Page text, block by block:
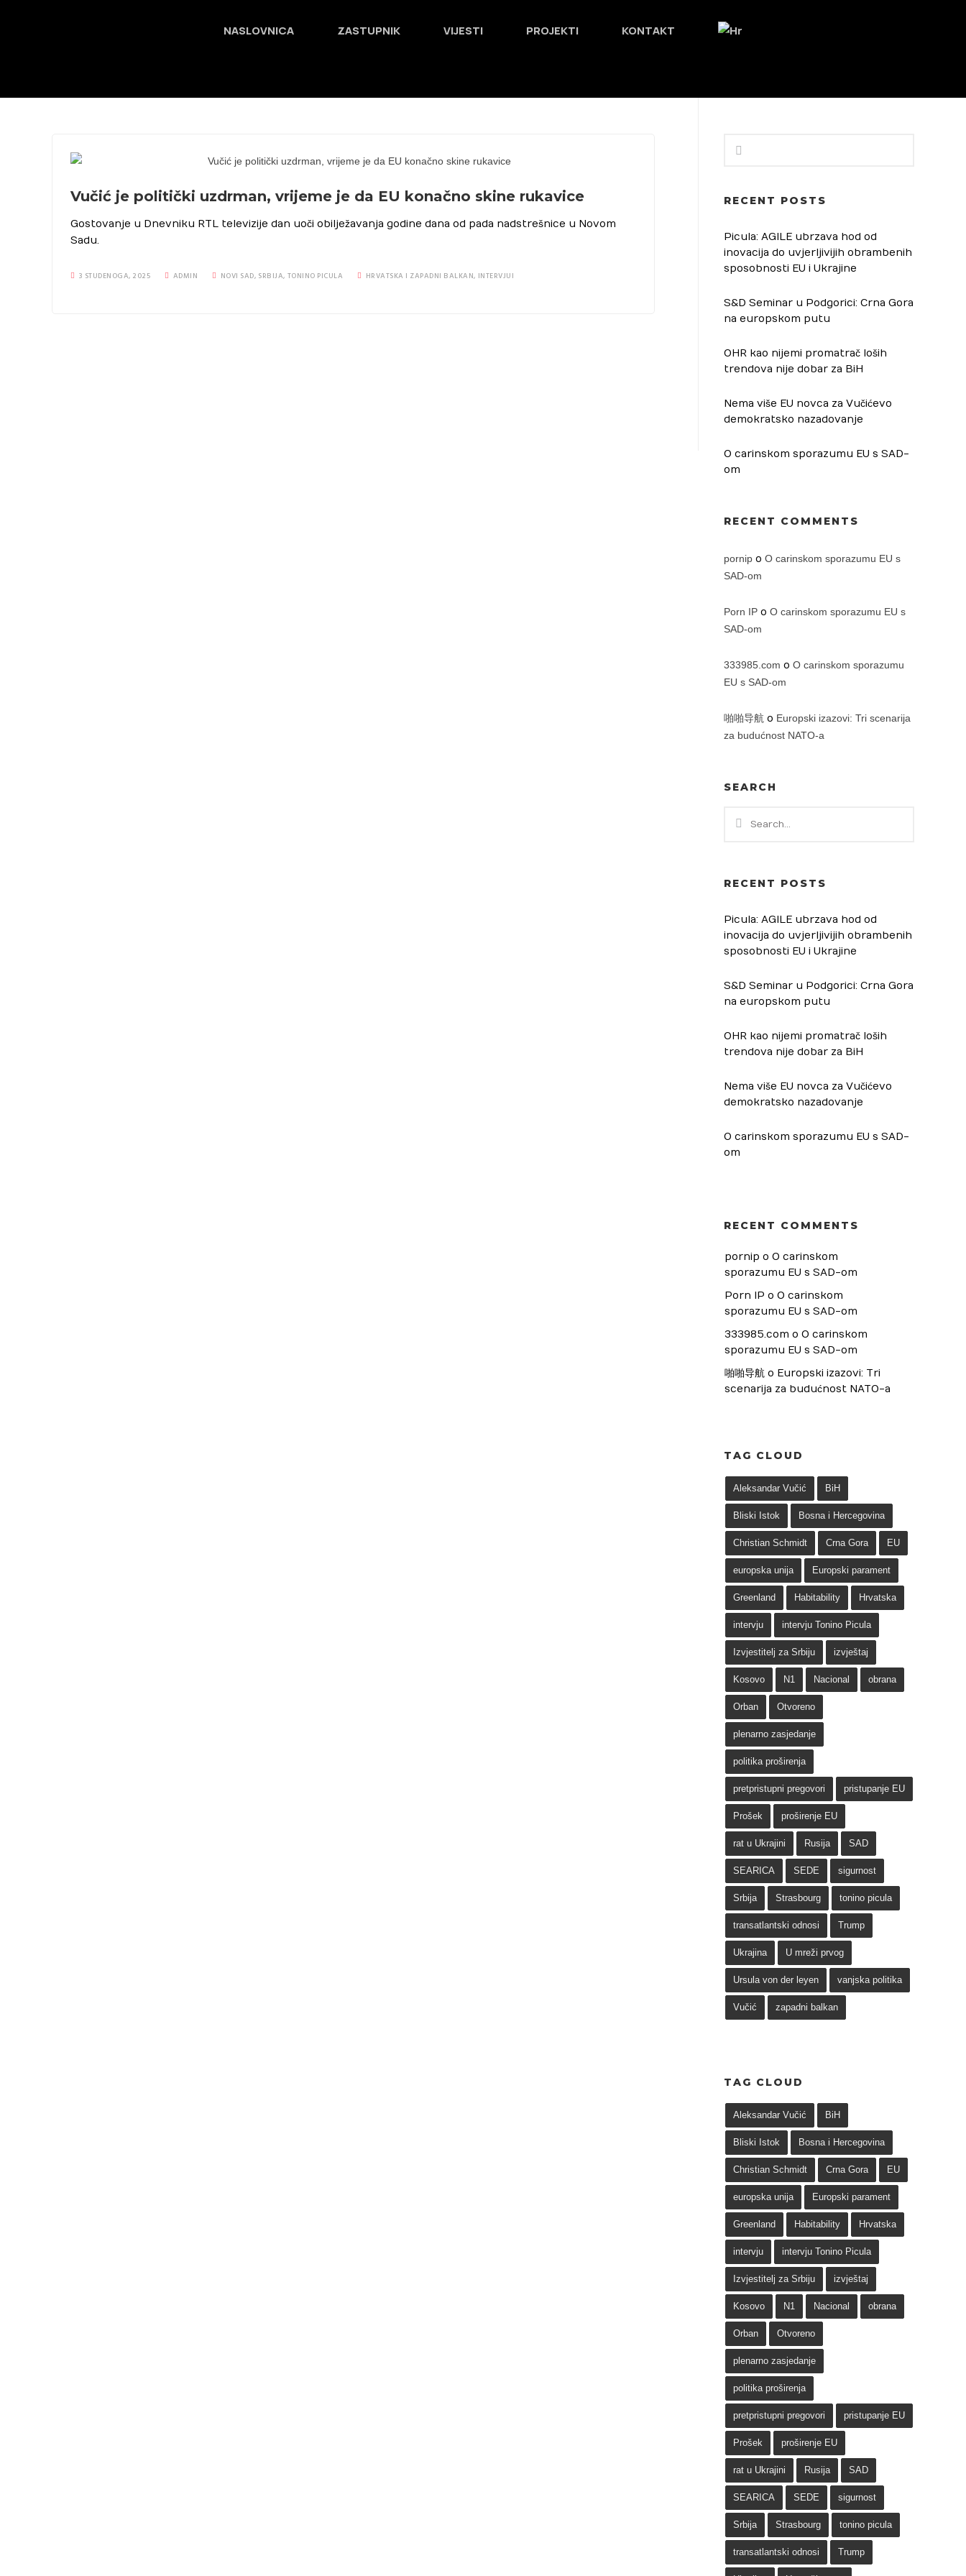
NASLOVNICA ZASTUPNIK VIJESTI PROJEKTI KONTAKT
Vučić je politički uzdrman, vrijeme je da EU konačno skine rukavice
Gostovanje u Dnevniku RTL televizije dan uoči obilježavanja godine dana od pada nadstrešnice u Novom
Sadu.
3 STUDENOGA, 2025 ADMIN NOVI SAD, SRBIJA, TONINO PICULA HRVATSKA I ZAPADNI BALKAN, INTERVJUI
RECENT POSTS
Picula: AGILE ubrzava hod od
inovacija do uvjerljivijih obrambenih
sposobnosti EU i Ukrajine
S&D Seminar u Podgorici: Crna Gora
na europskom putu
OHR kao nijemi promatrač loših
trendova nije dobar za BiH
Nema više EU novca za Vučićevo
demokratsko nazadovanje
O carinskom sporazumu EU s SAD-
om
RECENT COMMENTS
pornip o O carinskom sporazumu EU s
SAD-om
Porn IP o O carinskom sporazumu EU s
SAD-om
333985.com o O carinskom sporazumu
EU s SAD-om
啪啪导航 o Europski izazovi: Tri scenarija
za budućnost NATO-a
SEARCH
RECENT POSTS
Picula: AGILE ubrzava hod od
inovacija do uvjerljivijih obrambenih
sposobnosti EU i Ukrajine
S&D Seminar u Podgorici: Crna Gora
na europskom putu
OHR kao nijemi promatrač loših
trendova nije dobar za BiH
Nema više EU novca za Vučićevo
demokratsko nazadovanje
O carinskom sporazumu EU s SAD-
om
RECENT COMMENTS
pornip o O carinskom
sporazumu EU s SAD-om
Porn IP o O carinskom
sporazumu EU s SAD-om
333985.com o O carinskom
sporazumu EU s SAD-om
啪啪导航 o Europski izazovi: Tri
scenarija za budućnost NATO-a
TAG CLOUD
Aleksandar Vučić BiH
Bliski Istok Bosna i Hercegovina
Christian Schmidt Crna Gora EU
europska unija Europski parament
Greenland Habitability Hrvatska
intervju intervju Tonino Picula
Izvjestitelj za Srbiju izvještaj
Kosovo N1 Nacional obrana
Orban Otvoreno
plenarno zasjedanje
politika proširenja
pretpristupni pregovori pristupanje EU
Prošek proširenje EU
rat u Ukrajini Rusija SAD
SEARICA SEDE sigurnost
Srbija Strasbourg tonino picula
transatlantski odnosi Trump
Ukrajina U mreži prvog
Ursula von der leyen vanjska politika
Vučić zapadni balkan
TAG CLOUD
Aleksandar Vučić BiH
Bliski Istok Bosna i Hercegovina
Christian Schmidt Crna Gora EU
europska unija Europski parament
Greenland Habitability Hrvatska
intervju intervju Tonino Picula
Izvjestitelj za Srbiju izvještaj
Kosovo N1 Nacional obrana
Orban Otvoreno
plenarno zasjedanje
politika proširenja
pretpristupni pregovori pristupanje EU
Prošek proširenje EU
rat u Ukrajini Rusija SAD
SEARICA SEDE sigurnost
Srbija Strasbourg tonino picula
transatlantski odnosi Trump